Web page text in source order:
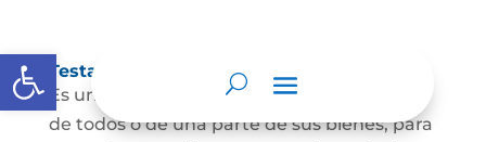
Abrir barra de herramientas
Testamento
Es un acto por el cual una persona dispone
de todos o de una parte de sus bienes, para